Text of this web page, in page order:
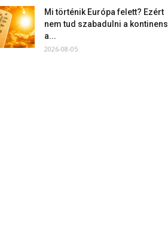
Mi történik Európa felett? Ezért
nem tud szabadulni a kontinens
a...
2026-08-05